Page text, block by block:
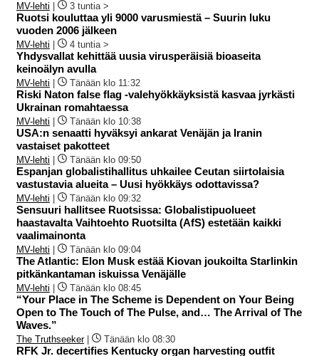
MV-lehti 3 tuntia >
Ruotsi kouluttaa yli 9000 varusmiestä – Suurin luku
vuoden 2006 jälkeen
MV-lehti 4 tuntia >
Yhdysvallat kehittää uusia virusperäisiä bioaseita
keinoälyn avulla
MV-lehti Tänään klo 11:32
Riski Naton false flag -valehyökkäyksistä kasvaa jyrkästi
Ukrainan romahtaessa
MV-lehti Tänään klo 10:38
USA:n senaatti hyväksyi ankarat Venäjän ja Iranin
vastaiset pakotteet
MV-lehti Tänään klo 09:50
Espanjan globalistihallitus uhkailee Ceutan siirtolaisia
vastustavia alueita – Uusi hyökkäys odottavissa?
MV-lehti Tänään klo 09:32
Sensuuri hallitsee Ruotsissa: Globalistipuolueet
haastavalta Vaihtoehto Ruotsilta (AfS) estetään kaikki
vaalimainonta
MV-lehti Tänään klo 09:04
The Atlantic: Elon Musk estää Kiovan joukoilta Starlinkin
pitkänkantaman iskuissa Venäjälle
MV-lehti Tänään klo 08:45
“Your Place in The Scheme is Dependent on Your Being
Open to The Touch of The Pulse, and… The Arrival of The
Waves.”
The Truthseeker| Tänään klo 08:30
RFK Jr. decertifies Kentucky organ harvesting outfit